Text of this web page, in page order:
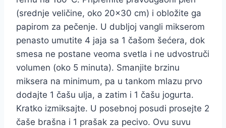
(srednje veličine, oko 20×30 cm) i obložite ga
papirom za pečenje. U dubljoj vangli mikserom
penasto umutite 4 jaja sa 1 čašom šećera, dok
smesa ne postane veoma svetla i ne udvostruči
volumen (oko 5 minuta). Smanjite brzinu
miksera na minimum, pa u tankom mlazu prvo
dodajte 1 čašu ulja, a zatim i 1 čašu jogurta.
Kratko izmiksajte. U posebnoj posudi prosejte 2
čaše brašna i 1 prašak za pecivo. Ovu suvu